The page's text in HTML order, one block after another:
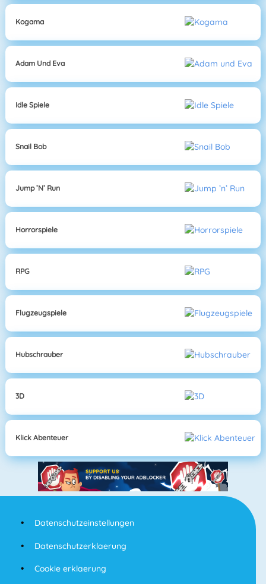
Kogama
Adam Und Eva
Idle Spiele
Snail Bob
Jump ’n’ Run
Horrorspiele
RPG
Flugzeugspiele
Hubschrauber
3D
Klick Abenteuer
Datenschutzeinstellungen
Datenschutzerklaerung
Cookie erklaerung